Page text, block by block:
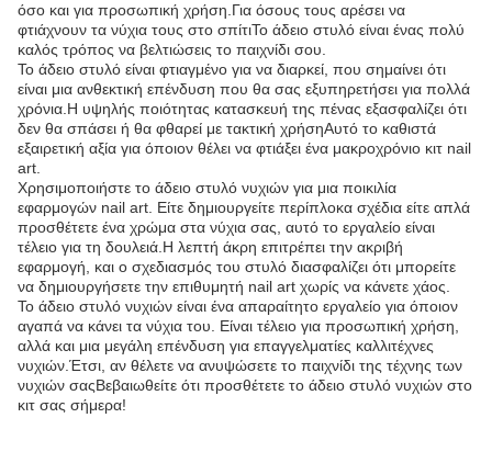
όσο και για προσωπική χρήση.Για όσους τους αρέσει να
φτιάχνουν τα νύχια τους στο σπίτιΤο άδειο στυλό είναι ένας πολύ
καλός τρόπος να βελτιώσεις το παιχνίδι σου.
Το άδειο στυλό είναι φτιαγμένο για να διαρκεί, που σημαίνει ότι
είναι μια ανθεκτική επένδυση που θα σας εξυπηρετήσει για πολλά
χρόνια.Η υψηλής ποιότητας κατασκευή της πένας εξασφαλίζει ότι
δεν θα σπάσει ή θα φθαρεί με τακτική χρήσηΑυτό το καθιστά
εξαιρετική αξία για όποιον θέλει να φτιάξει ένα μακροχρόνιο κιτ nail
art.
Χρησιμοποιήστε το άδειο στυλό νυχιών για μια ποικιλία
εφαρμογών nail art. Είτε δημιουργείτε περίπλοκα σχέδια είτε απλά
προσθέτετε ένα χρώμα στα νύχια σας, αυτό το εργαλείο είναι
τέλειο για τη δουλειά.Η λεπτή άκρη επιτρέπει την ακριβή
εφαρμογή, και ο σχεδιασμός του στυλό διασφαλίζει ότι μπορείτε
να δημιουργήσετε την επιθυμητή nail art χωρίς να κάνετε χάος.
Το άδειο στυλό νυχιών είναι ένα απαραίτητο εργαλείο για όποιον
αγαπά να κάνει τα νύχια του. Είναι τέλειο για προσωπική χρήση,
αλλά και μια μεγάλη επένδυση για επαγγελματίες καλλιτέχνες
νυχιών.Έτσι, αν θέλετε να ανυψώσετε το παιχνίδι της τέχνης των
νυχιών σαςΒεβαιωθείτε ότι προσθέτετε το άδειο στυλό νυχιών στο
κιτ σας σήμερα!